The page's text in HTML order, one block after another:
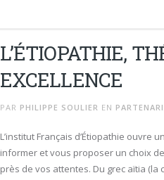
L’ÉTIOPATHIE,
EXCELLENCE
PAR PHILIPPE SOULIER EN
L’institut Français d’Étiopathie ouvre
informer et vous proposer un choix
près de vos attentes. Du grec aïtia (la